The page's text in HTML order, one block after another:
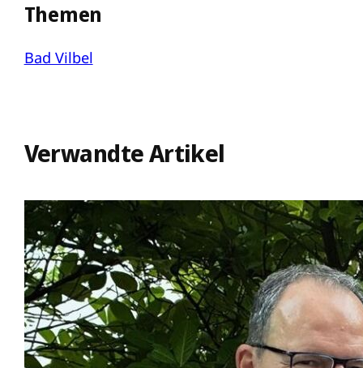
Themen
Bad Vilbel
Verwandte Artikel